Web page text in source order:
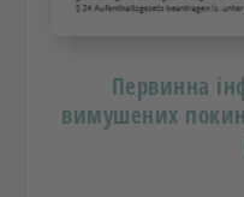
Первинна
вимушених